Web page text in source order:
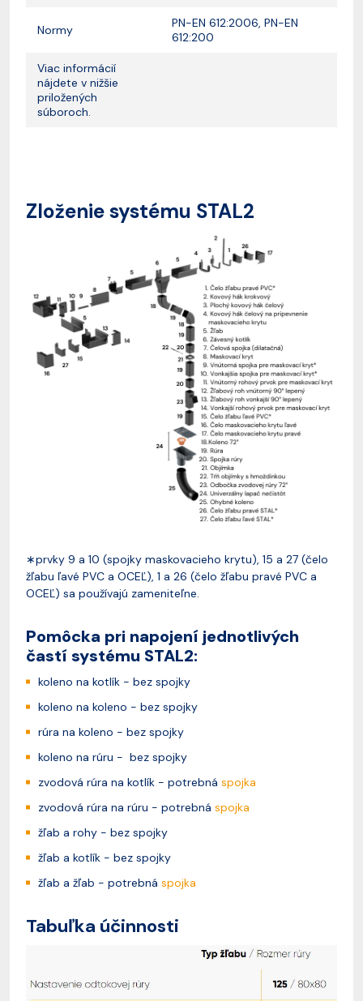
Normy
PN-EN 612:2006, PN-EN
612:200
Viac informácií
nájdete v nižšie
priložených
súboroch.
Zloženie systému STAL2
∗prvky 9 a 10 (spojky maskovacieho krytu), 15 a 27 (čelo
žľabu ľavé PVC a OCEĽ), 1 a 26 (čelo žľabu pravé PVC a
OCEĽ) sa používajú zameniteľne.
Pomôcka pri napojení jednotlivých
častí systému STAL2:
koleno na kotlík - bez spojky
koleno na koleno - bez spojky
rúra na koleno - bez spojky
koleno na rúru - bez spojky
zvodová rúra na kotlík - potrebná spojka
zvodová rúra na rúru - potrebná spojka
žľab a rohy - bez spojky
žľab a kotlík - bez spojky
žľab a žľab - potrebná spojka
Tabuľka účinnosti